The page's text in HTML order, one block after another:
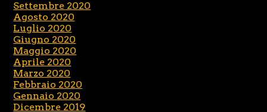
Settembre 2020
Agosto 2020
Luglio 2020
Giugno 2020
Maggio 2020
Aprile 2020
Marzo 2020
Febbraio 2020
Gennaio 2020
Dicembre 2019